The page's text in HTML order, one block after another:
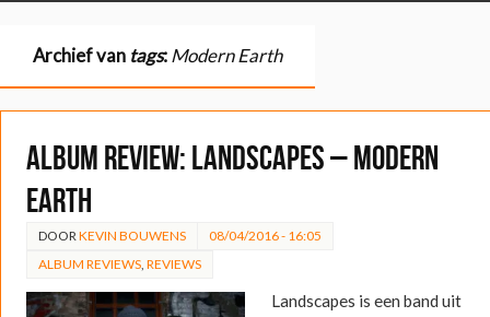
Archief van tags:Modern Earth
ALBUM REVIEW: Landscapes – Modern
Earth
DOOR KEVIN BOUWENS
08/04/2016 - 16:05
ALBUM REVIEWS, REVIEWS
Landscapes is een band uit